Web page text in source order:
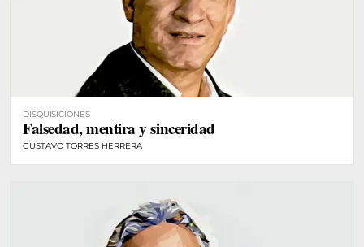
DISQUISICIONES
Falsedad, mentira y sinceridad
GUSTAVO TORRES HERRERA